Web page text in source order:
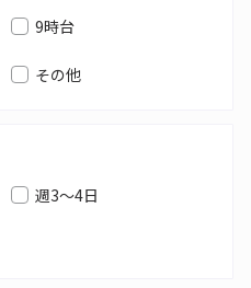
9時台
その他
週3～4日